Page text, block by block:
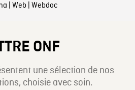
| Web | Webdoc
ONF
une sélection de nos
choisie avec soin.